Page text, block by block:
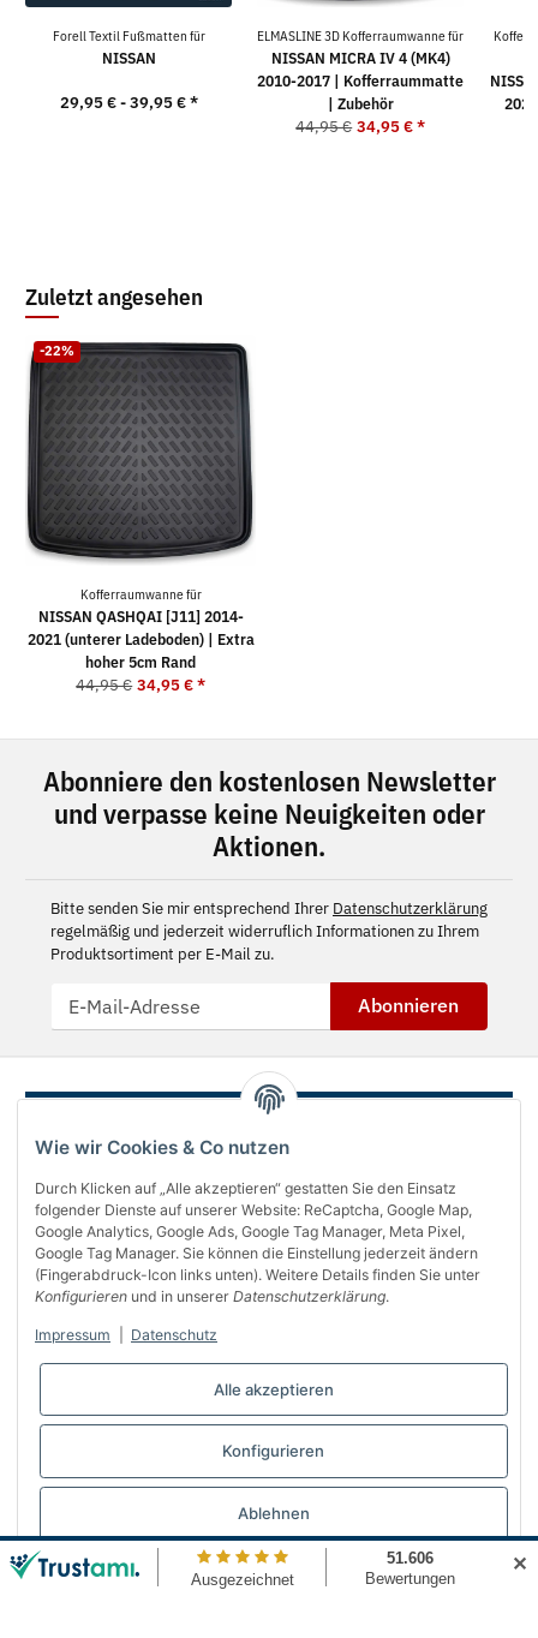
Wie wir Cookies & Co nutzen
Durch Klicken auf „Alle akzeptieren“ gestatten Sie den Einsatz
folgender Dienste auf unserer Website: ReCaptcha, Google Map,
Google Analytics, Google Ads, Google Tag Manager, Meta Pixel,
Google Tag Manager. Sie können die Einstellung jederzeit ändern
(Fingerabdruck-Icon links unten). Weitere Details finden Sie unter
Konfigurieren und in unserer Datenschutzerklärung.
Impressum Datenschutz
Alle akzeptieren
Konfigurieren
Ablehnen
Forell Textil Fußmatten für
NISSAN
29,95 € -39,95 €*
ELMASLINE 3D Kofferraumwanne für
NISSAN MICRA IV 4 (MK4)
2010-2017 | Kofferraummatte
| Zubehör
44,95 € 34,95 €*
Zuletzt angesehen
-22%
Kofferraumwanne für
NISSAN QASHQAI [J11] 2014-
2021 (unterer Ladeboden) | Extra
hoher 5cm Rand
44,95 € 34,95 €*
Abonniere den kostenlosen Newsletter
und verpasse keine Neuigkeiten oder
Aktionen.
Bitte senden Sie mir entsprechend Ihrer Datenschutzerklärung
regelmäßig und jederzeit widerruflich Informationen zu Ihrem
Produktsortiment per E-Mail zu.
Abonnieren
Über uns
Informationen
Bequem bezahlen
✕